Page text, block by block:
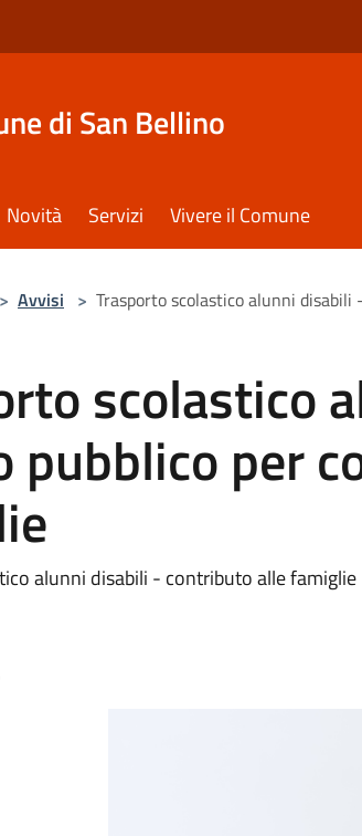
di San Bellino
Novità Servizi Vivere il Comune
> Avvisi > Trasporto scolastico alunni
scolastico
pubblico per
alunni disabili - contributo alle famiglie